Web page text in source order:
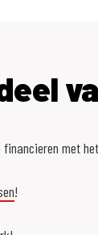
financieren met het
!